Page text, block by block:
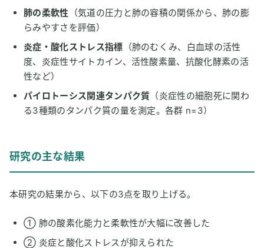
肺の柔軟性 （気道の圧力と肺の容積の関係から、肺の膨
らみやすさを評価）
炎症・酸化ストレス指標 （肺のむくみ、白血球の活性
度、炎症性サイトカイン、活性酸素量、抗酸化酵素の活
性など）
パイロトーシス関連タンパク質 （炎症性の細胞死に関わ
る3種類のタンパク質の量を測定。各群 n=3）
研究の主な結果
本研究の結果から、以下の3点を取り上げる。
① 肺の酸素化能力と柔軟性が大幅に改善した
② 炎症と酸化ストレスが抑えられた